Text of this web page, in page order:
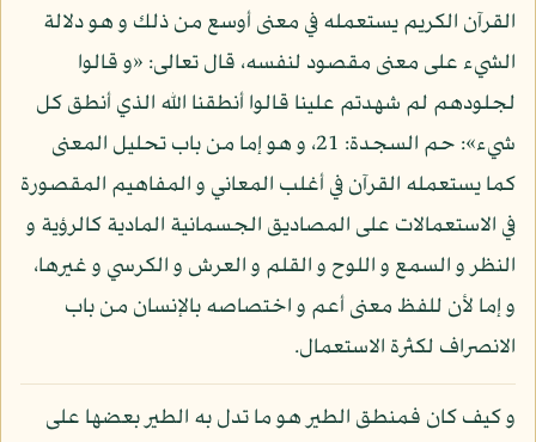
القرآن الكريم يستعمله في معنى أوسع من ذلك و هو دلالة
الشيء على معنى مقصود لنفسه، قال تعالى: «و قالوا
لجلودهم لم شهدتم علينا قالوا أنطقنا الله الذي أنطق كل
شيء»: حم السجدة: 21، و هو إما من باب تحليل المعنى
كما يستعمله القرآن في أغلب المعاني و المفاهيم المقصورة
في الاستعمالات على المصاديق الجسمانية المادية كالرؤية و
النظر و السمع و اللوح و القلم و العرش و الكرسي و غيرها،
و إما لأن للفظ معنى أعم و اختصاصه بالإنسان من باب
الانصراف لكثرة الاستعمال.
و كيف كان فمنطق الطير هو ما تدل به الطير بعضها على